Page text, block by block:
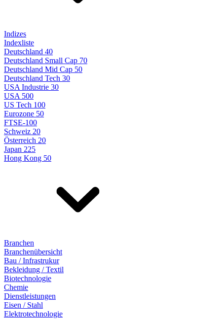
Indizes
Indexliste
Deutschland 40
Deutschland Small Cap 70
Deutschland Mid Cap 50
Deutschland Tech 30
USA Industrie 30
USA 500
US Tech 100
Eurozone 50
FTSE-100
Schweiz 20
Österreich 20
Japan 225
Hong Kong 50
Branchen
Branchenübersicht
Bau / Infrastrukur
Bekleidung / Textil
Biotechnologie
Chemie
Dienstleistungen
Eisen / Stahl
Elektrotechnologie